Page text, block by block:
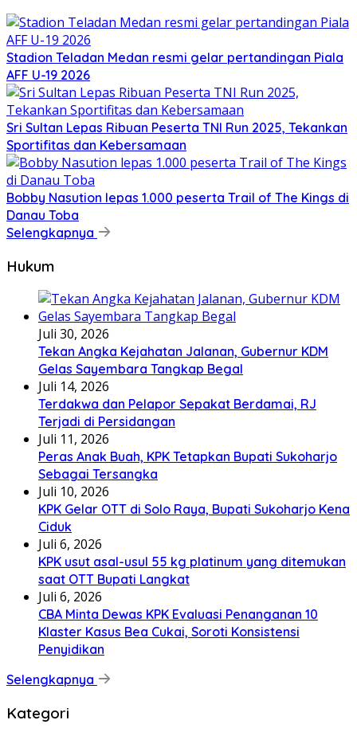
Stadion Teladan Medan resmi gelar pertandingan Piala
AFF U-19 2026
Sri Sultan Lepas Ribuan Peserta TNI Run 2025, Tekankan
Sportifitas dan Kebersamaan
Bobby Nasution lepas 1.000 peserta Trail of The Kings di
Danau Toba
Selengkapnya
Hukum
Juli 30, 2026
Tekan Angka Kejahatan Jalanan, Gubernur KDM
Gelas Sayembara Tangkap Begal
Juli 14, 2026
Terdakwa dan Pelapor Sepakat Berdamai, RJ
Terjadi di Persidangan
Juli 11, 2026
Peras Anak Buah, KPK Tetapkan Bupati Sukoharjo
Sebagai Tersangka
Juli 10, 2026
KPK Gelar OTT di Solo Raya, Bupati Sukoharjo Kena
Ciduk
Juli 6, 2026
KPK usut asal-usul 55 kg platinum yang ditemukan
saat OTT Bupati Langkat
Juli 6, 2026
CBA Minta Dewas KPK Evaluasi Penanganan 10
Klaster Kasus Bea Cukai, Soroti Konsistensi
Penyidikan
Selengkapnya
Kategori